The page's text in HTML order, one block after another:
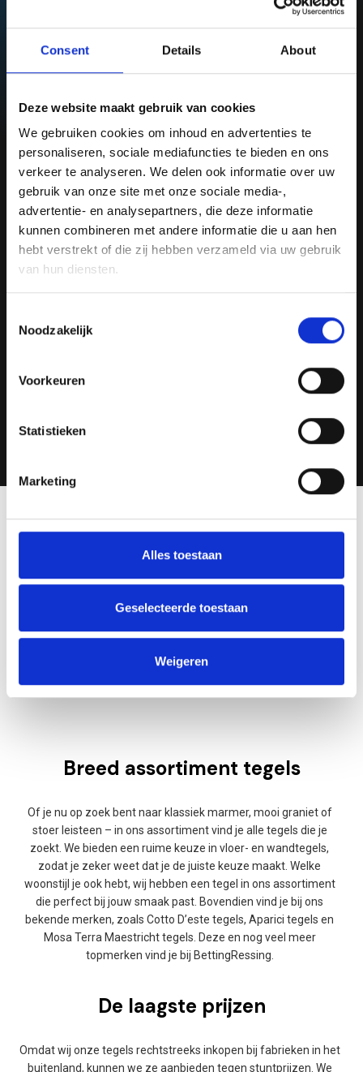
Consent Details About
Deze website maakt gebruik van cookies
We gebruiken cookies om inhoud en advertenties te
personaliseren, sociale mediafuncties te bieden en ons
verkeer te analyseren. We delen ook informatie over uw
gebruik van onze site met onze sociale media-,
advertentie- en analysepartners, die deze informatie
kunnen combineren met andere informatie die u aan hen
hebt verstrekt of die zij hebben verzameld via uw gebruik
van hun diensten.
Selection
Noodzakelijk
Voorkeuren
Statistieken
Marketing
Alles toestaan
Geselecteerde toestaan
Weigeren
Eibergen (afslag Laarberg). Vanuit Twente zijn wij gemakkelijk
brengen aan onze showroom?
Passend advies van ervaren
experts
Voor passend advies kunt u uiteraard terecht bij onze ervaren
experts. Zij denken graag met u mee over de juiste tegel voor
uw interieur. Ook het bezorgen van uw tegels is uiteraard
mogelijk. We adviseren u graag over de mogelijkheden van de
Breed assortiment tegels
Of je nu op zoek bent naar klassiek marmer, mooi graniet of
stoer leisteen – in ons assortiment vind je alle tegels die je
zoekt. We bieden een ruime keuze in vloer- en wandtegels,
zodat je zeker weet dat je de juiste keuze maakt. Welke
woonstijl je ook hebt, wij hebben een tegel in ons assortiment
die perfect bij jouw smaak past. Bovendien vind je bij ons
bekende merken, zoals Cotto D’este tegels, Aparici tegels en
Mosa Terra Maestricht tegels. Deze en nog veel meer
topmerken vind je bij BettingRessing.
De laagste prijzen
Omdat wij onze tegels rechtstreeks inkopen bij fabrieken in het
buitenland, kunnen we ze aanbieden tegen stuntprijzen. We